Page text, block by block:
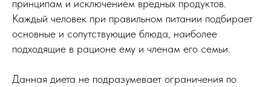
принципам и исключением вредных продуктов.
Каждый человек при правильном питании подбирает
основные и сопутствующие блюда, наиболее
подходящие в рационе ему и членам его семьи.
Данная диета не подразумевает ограничения по